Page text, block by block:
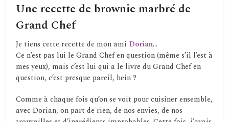
Une recette de brownie marbré de
Grand Chef
Je tiens cette recette de mon ami Dorian…
Ce n’est pas lui le Grand Chef en question (même s’il l’est à
mes yeux), mais c’est lui qui a le livre du Grand Chef en
question, c’est presque pareil, hein ?
Comme à chaque fois qu’on se voit pour cuisiner ensemble,
avec Dorian, on part de rien, de nos envies, de nos